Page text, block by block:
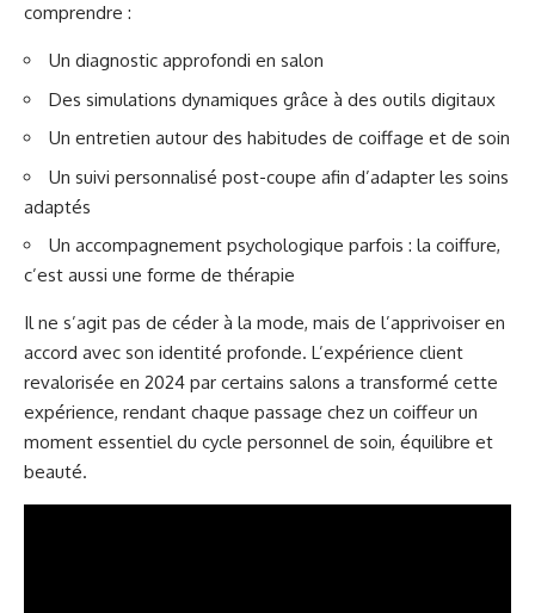
comprendre :
Un diagnostic approfondi en salon
Des simulations dynamiques grâce à des outils digitaux
Un entretien autour des habitudes de coiffage et de soin
Un suivi personnalisé post-coupe afin d’adapter les soins
adaptés
Un accompagnement psychologique parfois : la coiffure,
c’est aussi une forme de thérapie
Il ne s’agit pas de céder à la mode, mais de l’apprivoiser en
accord avec son identité profonde. L’expérience client
revalorisée en 2024 par certains salons a transformé cette
expérience, rendant chaque passage chez un coiffeur un
moment essentiel du cycle personnel de soin, équilibre et
beauté.